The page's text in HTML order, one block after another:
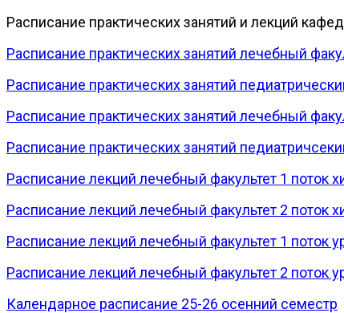
Расписание практических занятий и лекций
Расписание практических занятий лечебный
Расписание практических занятий
Расписание практических занятий лечебный
Расписание практических занятий
Расписание лекций лечебный факультет 1 поток
Расписание лекций лечебный факультет 2 поток
Расписание лекций лечебный факультет 1 поток
Расписание лекций лечебный факультет 2 поток
Календарное расписание 25-26 осенний семестр